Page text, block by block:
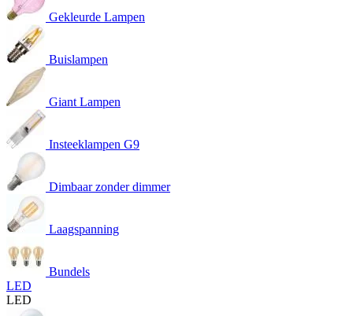
Gekleurde Lampen
Buislampen
Giant Lampen
Insteeklampen G9
Dimbaar zonder dimmer
Laagspanning
Bundels
LED
LED